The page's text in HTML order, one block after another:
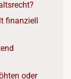
finanziell
oder